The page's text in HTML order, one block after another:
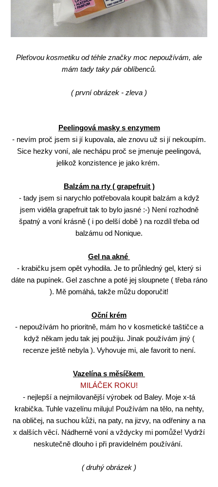
Pleťovou kosmetiku od téhle značky moc nepoužívám, ale
mám tady taky pár oblíbenců.
( první obrázek - zleva )
Peelingová masky s enzymem
- nevím proč jsem si jí kupovala, ale znovu už si jí nekoupím.
Sice hezky voní, ale nechápu proč se jmenuje peelingová,
jelikož konzistence je jako krém.
Balzám na rty ( grapefruit )
- tady jsem si narychlo potřebovala koupit balzám a když
jsem viděla grapefruit tak to bylo jasné :-) Není rozhodně
špatný a voní krásně ( i po delší době ) na rozdíl třeba od
balzámu od Nonique.
Gel na akné
- krabičku jsem opět vyhodila. Je to průhledný gel, který si
dáte na pupínek. Gel zaschne a poté jej sloupnete ( třeba ráno
). Mě pomáhá, takže můžu doporučit!
Oční krém
- nepoužívám ho prioritně, mám ho v kosmetické taštičce a
když někam jedu tak jej použiju. Jinak používám jiný (
recenze ještě nebyla ). Vyhovuje mi, ale favorit to není.
Vazelína s měsíčkem
MILÁČEK ROKU!
- nejlepší a nejmilovanější výrobek od Baley. Moje x-tá
krabička. Tuhle vazelínu miluju! Používám na tělo, na nehty,
na obličej, na suchou kůži, na paty, na jizvy, na odřeniny a na
x dalších věcí. Nádherně voní a vždycky mi pomůže! Vydrží
neskutečně dlouho i při pravidelném používání.
( druhý obrázek )